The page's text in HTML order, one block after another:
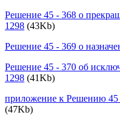
Решение 45 - 368 о
1298 (43Kb)
Решение 45 - 369 о
Решение 45 - 370 об
1298 (41Kb)
приложение к Решению 45
(47Kb)